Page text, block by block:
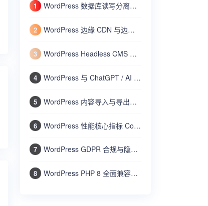
1 WordPress 数据库读写分离与主从复制：高并发场景下使用 HyperDB 或 LudicrousDB 扩展数据库
2 WordPress 边缘 CDN 与边缘计算实战：使用 Cloudflare Workers 加速动态内容与全球分发
3 WordPress Headless CMS 无头架构完全指南：将 WordPress 作为内容 API 结合 Next.js/Nuxt 构建网站
4 WordPress 与 ChatGPT / AI 人工智能集成实战：自动生成文章摘要、SEO 标题和智能客服机器人
5 WordPress 内容导入与导出高级指南：使用 WP-CLI 和内置工具批量迁移文章、用户和设置
6 WordPress 性能核心指标 Core Web Vitals 优化：LCP、FID、CLS 的测量与改进方法
7 WordPress GDPR 合规与隐私保护全攻略：Cookie 通知、数据导出、隐私政策、用户数据删除
8 WordPress PHP 8 全面兼容指南：检查现有代码、处理废弃函数、提升性能和安全